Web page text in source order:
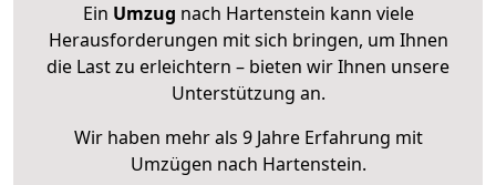
Ein Umzug nach Hartenstein kann viele
Herausforderungen mit sich bringen, um Ihnen
die Last zu erleichtern – bieten wir Ihnen unsere
Unterstützung an.
Wir haben mehr als 9 Jahre Erfahrung mit
Umzügen nach Hartenstein.